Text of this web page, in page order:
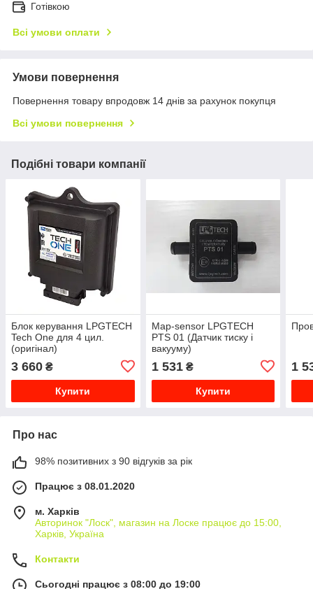
Готівкою
Всі умови оплати
Умови повернення
Повернення товару впродовж 14 днів за рахунок покупця
Всі умови повернення
Подібні товари компанії
Блок керування LPGTECH
Tech One для 4 цил.
(оригінал)
3 660 ₴
Купити
Map-sensor LPGTECH
PTS 01 (Датчик тиску і
вакууму)
1 531₴
Купити
1
Про нас
98% позитивних з 90 відгуків за рік
Працює з 08.01.2020
м. Харків
Авторинок "Лоск", магазин на Лоске працює до 15:00,
Харків, Україна
Контакти
Сьогодні працює з 08:00 до 19:00